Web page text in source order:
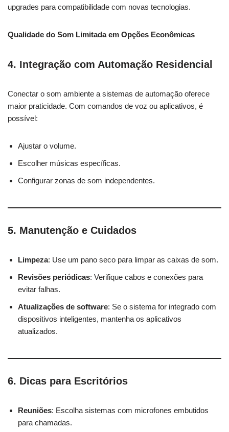
upgrades para compatibilidade com novas tecnologias.
Qualidade do Som Limitada em Opções Econômicas
4. Integração com Automação Residencial
Conectar o som ambiente a sistemas de automação oferece
maior praticidade. Com comandos de voz ou aplicativos, é
possível:
Ajustar o volume.
Escolher músicas específicas.
Configurar zonas de som independentes.
5. Manutenção e Cuidados
Limpeza: Use um pano seco para limpar as caixas de som.
Revisões periódicas: Verifique cabos e conexões para
evitar falhas.
Atualizações de software: Se o sistema for integrado com
dispositivos inteligentes, mantenha os aplicativos
atualizados.
6. Dicas para Escritórios
Reuniões: Escolha sistemas com microfones embutidos
para chamadas.